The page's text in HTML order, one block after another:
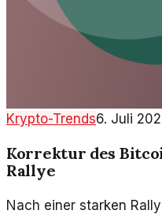
Krypto-Trends6. Juli
Korrektur des
Rallye
Nach einer starken